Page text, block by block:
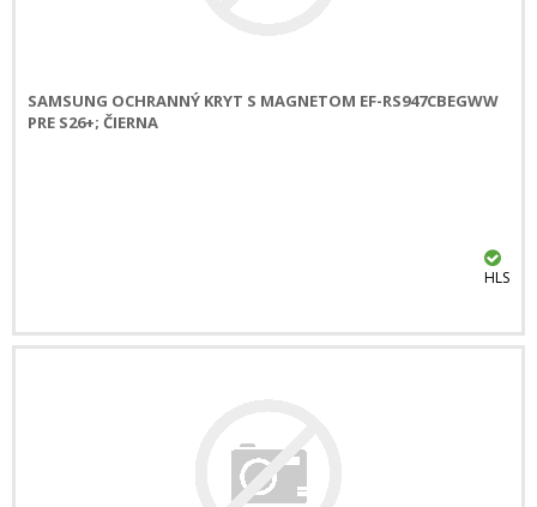
SAMSUNG OCHRANNÝ KRYT S MAGNETOM EF-RS947CBEGWW
PRE S26+; ČIERNA
HLS